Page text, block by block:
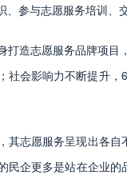
参与志愿服务培训、
打造志愿服务品牌项
社会影响力不断提升
其志愿服务呈现出各
民企更多是站在企业